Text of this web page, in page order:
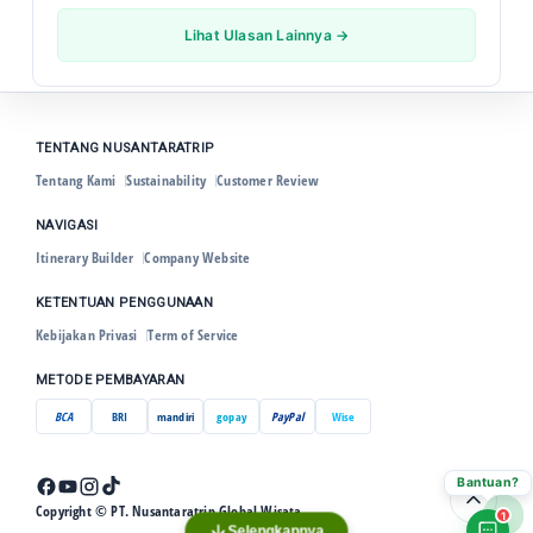
Lihat Ulasan Lainnya →
TENTANG NUSANTARATRIP
Tentang Kami Sustainability Customer Review
NAVIGASI
Itinerary Builder Company Website
KETENTUAN PENGGUNAAN
Kebijakan Privasi Term of Service
METODE PEMBAYARAN
BCA BRI mandiri gopay PayPal Wise
Copyright © PT. Nusantaratrip Global Wisata
Bantuan?
1